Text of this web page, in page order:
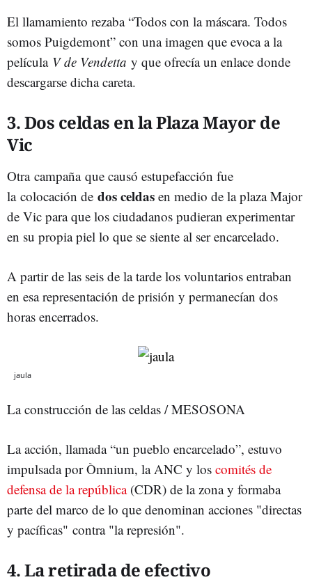
El llamamiento rezaba “Todos con la máscara. Todos
somos Puigdemont” con una imagen que evoca a la
película V de Vendetta y que ofrecía un enlace donde
descargarse dicha careta.
3. Dos celdas en la Plaza Mayor de
Vic
Otra campaña que causó estupefacción fue
la colocación de dos celdas en medio de la plaza Major
de Vic para que los ciudadanos pudieran experimentar
en su propia piel lo que se siente al ser encarcelado.
A partir de las seis de la tarde los voluntarios entraban
en esa representación de prisión y permanecían dos
horas encerrados.
jaula
La construcción de las celdas / MESOSONA
La acción, llamada “un pueblo encarcelado”, estuvo
impulsada por Òmnium, la ANC y los comités de
defensa de la república(CDR) de la zona y formaba
parte del marco de lo que denominan acciones "directas
y pacíficas" contra "la represión".
4. La retirada de efectivo